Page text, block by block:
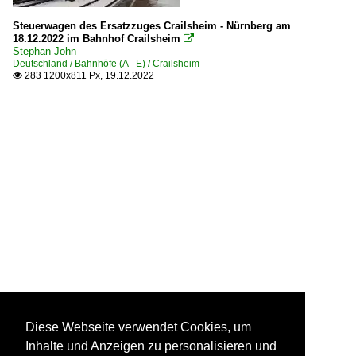
Steuerwagen des Ersatzzuges Crailsheim - Nürnberg am
18.12.2022 im Bahnhof Crailsheim 
Stephan John
Deutschland / Bahnhöfe (A - E) / Crailsheim
 283 1200x811 Px, 19.12.2022
Diese Webseite verwendet Cookies, um
Inhalte und Anzeigen zu personalisieren und